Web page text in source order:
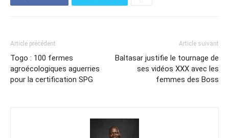
Article précédent
Togo : 100 fermes
agroécologiques aguerries
pour la certification SPG
Article suivant
Baltasar justifie le tournage de
ses vidéos XXX avec les
femmes des Boss